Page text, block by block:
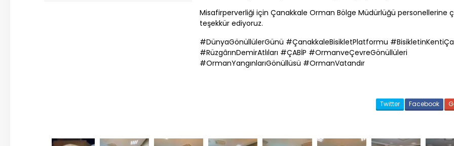
Misafirperverliği içinÇanakkale Orman Bölge Müdürlüğü personellerine
teşekkür ediyoruz.
#DünyaGönüllülerGünü #ÇanakkaleBisikletPlatformu #BisikletinKenti
#RüzgârınDemirAtlıları #ÇABİP #OrmanveÇevreGönüllüleri
#OrmanYangınlarıGönüllüsü #OrmanVatandır
Twitter Facebook